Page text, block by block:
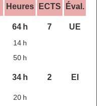
Heures ECTS
Éval.
64 h 7 UE
14 h
50 h
34 h 2 EI
20 h